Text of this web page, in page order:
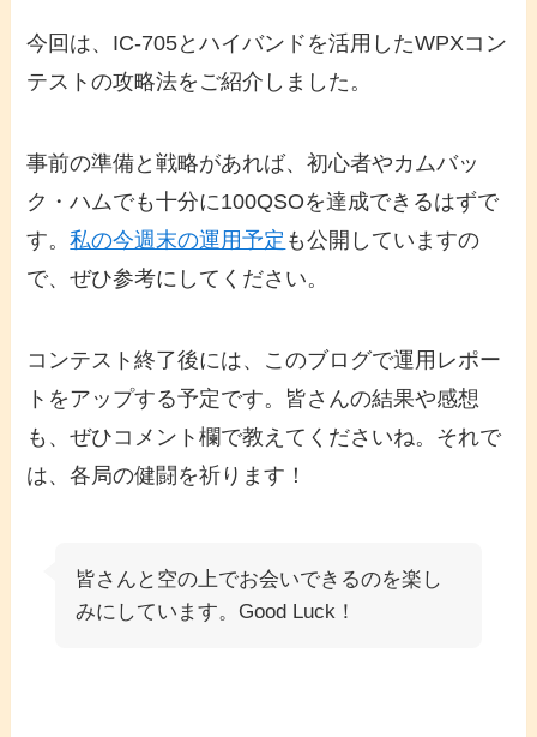
今回は、IC-705とハイバンドを活用したWPXコン
テストの攻略法をご紹介しました。
事前の準備と戦略があれば、初心者やカムバッ
ク・ハムでも十分に100QSOを達成できるはずで
す。私の今週末の運用予定 も公開していますの
で、ぜひ参考にしてください。
コンテスト終了後には、このブログで運用レポー
トをアップする予定です。皆さんの結果や感想
も、ぜひコメント欄で教えてくださいね。それで
は、各局の健闘を祈ります！
皆さんと空の上でお会いできるのを楽し
みにしています。Good Luck！